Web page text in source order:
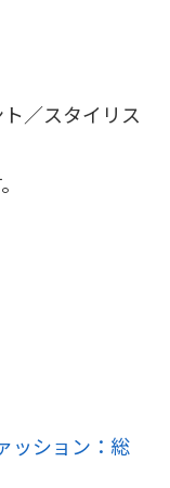
／スタイリス
ッション：総